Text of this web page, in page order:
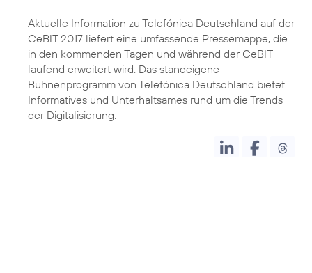
Aktuelle Information zu Telefónica Deutschland auf der
CeBIT 2017 liefert eine umfassende Pressemappe, die
in den kommenden Tagen und während der CeBIT
laufend erweitert wird. Das standeigene
Bühnenprogramm von Telefónica Deutschland bietet
Informatives und Unterhaltsames rund um die Trends
der Digitalisierung.